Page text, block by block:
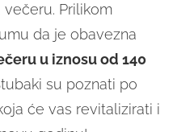
Prilikom
da je obavezna
u iznosu od 140
su poznati po
će vas revitalizirati i